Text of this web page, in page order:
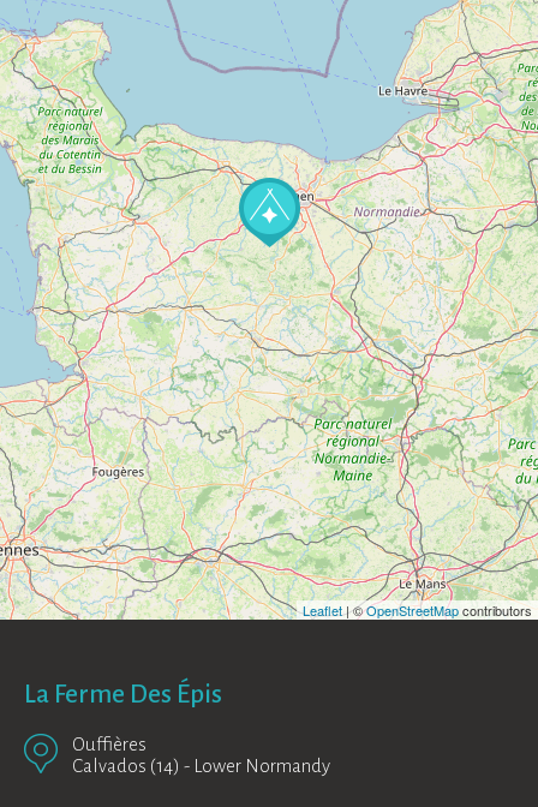
Leaflet| ©OpenStreetMapcontributors
La Ferme Des Épis
Ouffières
Calvados (14) - Lower Normandy